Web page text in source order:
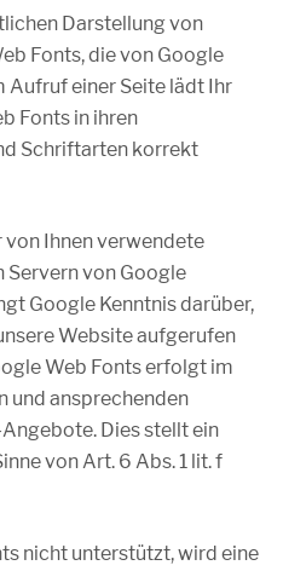
Darstellung von
Fonts, die von Google
Aufruf einer Seite lädt Ihr
Fonts in ihren
Schriftarten korrekt
von Ihnen verwendete
Servern von Google
Google Kenntnis darüber,
Website aufgerufen
Web Fonts erfolgt im
und ansprechenden
Dies stellt ein
von Art. 6 Abs. 1 lit. f
nicht unterstützt, wird eine